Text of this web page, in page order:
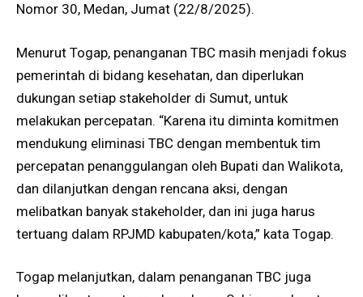
Nomor 30, Medan, Jumat (22/8/2025).
Menurut Togap, penanganan TBC masih menjadi fokus
pemerintah di bidang kesehatan, dan diperlukan
dukungan setiap stakeholder di Sumut, untuk
melakukan percepatan. “Karena itu diminta komitmen
mendukung eliminasi TBC dengan membentuk tim
percepatan penanggulangan oleh Bupati dan Walikota,
dan dilanjutkan dengan rencana aksi, dengan
melibatkan banyak stakeholder, dan ini juga harus
tertuang dalam RPJMD kabupaten/kota,” kata Togap.
Togap melanjutkan, dalam penanganan TBC juga